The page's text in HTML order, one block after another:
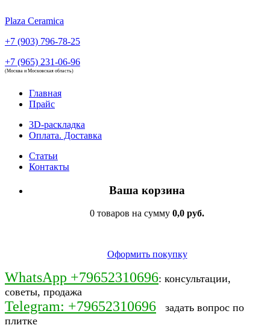
Plaza Ceramica
+7 (903) 796-78-25
+7 (965) 231-06-96
(Москва и Московская область)
Главная
Прайс
3D-раскладка
Оплата. Доставка
Статьи
Контакты
Ваша корзина
0 товаров на сумму 0,0 руб.
Оформить покупку
WhatsApp +79652310696: консультации,
советы, продажа
Telegram: +79652310696
задать вопрос по
плитке